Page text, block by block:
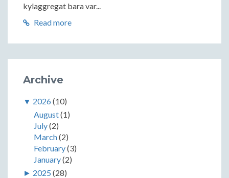
kylaggregat bara var...
Read more
Archive
▼ 2026(10)
August(1)
July(2)
March(2)
February(3)
January(2)
► 2025 (28)